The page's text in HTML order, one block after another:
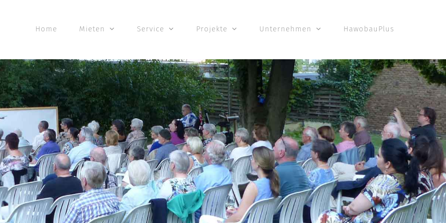
Home Mieten Service Projekte Unternehmen HawobauPlus